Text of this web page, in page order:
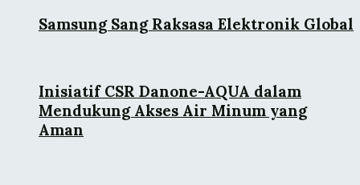
Samsung Sang Raksasa Elektronik Global
Inisiatif CSR Danone-AQUA dalam
Mendukung Akses Air Minum yang
Aman